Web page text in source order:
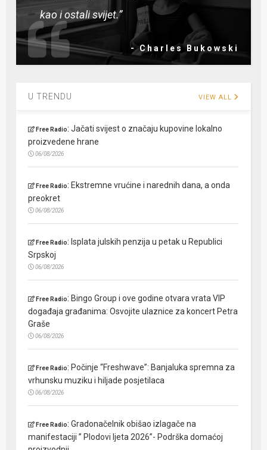
kao i ostali svijet.”
- Charles Bukowski
U TRENDU VIEW ALL
Free Radio:Jačati svijest o značaju kupovine lokalno
proizvedene hrane
06/08/2026
Free Radio: Ekstremne vrućine i narednih dana, a onda
preokret
06/08/2026
Free Radio: Isplata julskih penzija u petak u Republici
Srpskoj
06/08/2026
Free Radio: Bingo Group i ove godine otvara vrata VIP
događaja građanima: Osvojite ulaznice za koncert Petra
Graše
06/08/2026
Free Radio: Počinje “Freshwave”: Banjaluka spremna za
vrhunsku muziku i hiljade posjetilaca
06/08/2026
Free Radio:Gradonačelnik obišao izlagače na
manifestaciji ” Plodovi ljeta 2026”- Podrška domaćoj